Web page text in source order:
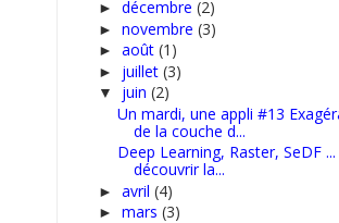
► décembre (2)
► novembre (3)
► août (1)
► juillet (3)
▼ juin (2)
Un mardi, une appli #13
de la couche d...
Deep Learning, Raster, SeDF
découvrir la...
► avril (4)
► mars (3)